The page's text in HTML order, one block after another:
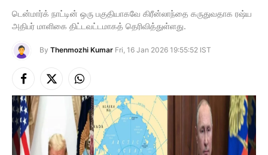
டென்மார்க் நாட்டின் ஒரு பகுதியாகவே கிரீன்லாந்தை கருதுவதாக ரஷ்ய
அதிபர் மாளிகை திட்டவட்டமாகத் தெரிவித்துள்ளது.
By Thenmozhi Kumar Fri, 16 Jan 2026 19:55:52 IST
Facebook
X
(Twitter)
Instagram